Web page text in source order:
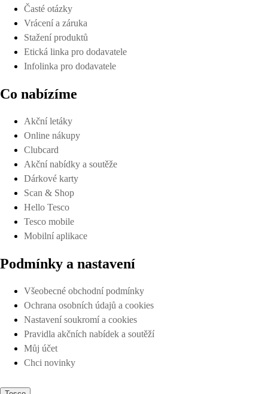
Časté otázky
Vrácení a záruka
Stažení produktů
Etická linka pro dodavatele
Infolinka pro dodavatele
Co nabízíme
Akční letáky
Online nákupy
Clubcard
Akční nabídky a soutěže
Dárkové karty
Scan & Shop
Hello Tesco
Tesco mobile
Mobilní aplikace
Podmínky a nastavení
Všeobecné obchodní podmínky
Ochrana osobních údajů a cookies
Nastavení soukromí a cookies
Pravidla akčních nabídek a soutěží
Můj účet
Chci novinky